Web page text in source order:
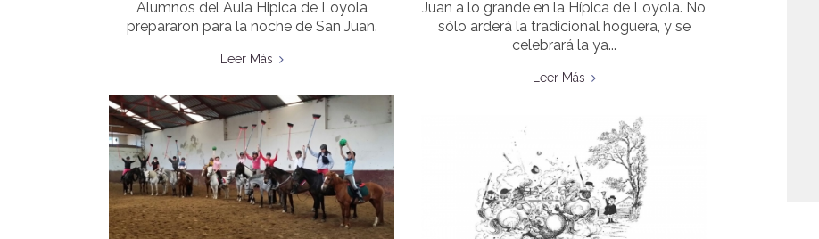
Alumnos del Aula Hipica de Loyola
prepararon para la noche de San Juan.
Leer Más
Juan a lo grande en la Hípica de Loyola. No
sólo arderá la tradicional hoguera, y se
celebrará la ya...
Leer Más